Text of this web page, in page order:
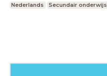
Nederlands Secundair onderwijs